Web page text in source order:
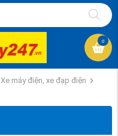
0
Xe máy điện, xe đạp điện